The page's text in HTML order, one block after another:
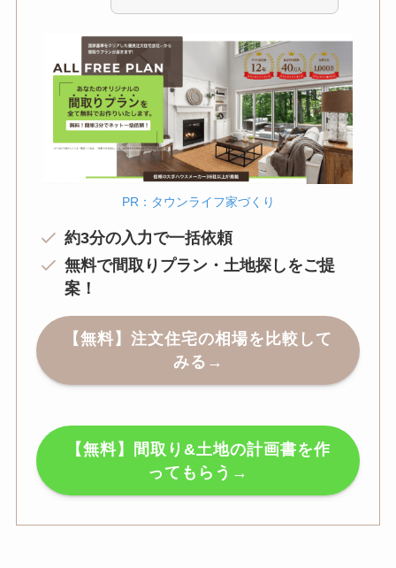
PR：タウンライフ家づくり
約3分の入力で一括依頼
無料で間取りプラン・土地探しをご提
案！
【無料】注文住宅の相場を比較して
みる→
【無料】間取り&土地の計画書を作
ってもらう→